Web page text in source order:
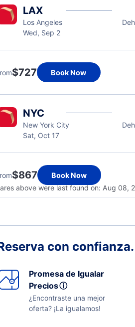
LAX
Los Angeles
Wed, Sep 2
$727 Book Now
NYC
New York City
Sat, Oct 17
$867
Book Now
above were last found on: Aug 08,
con confianza.
Promesa de Igualar
Preciosⓘ
¿Encontraste una mejor
oferta? ¡La igualamos!